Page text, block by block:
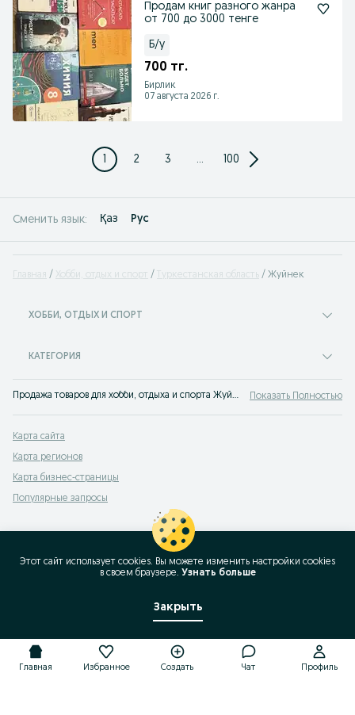
Продам книг разного жанра
от 700 до 3000 тенге
Б/у
700 тг.
Бирлик
07 августа 2026 г.
1 2 3 ... 100
Сменить язык: Қаз Рус
Главная Хобби, отдых и спорт Туркестанская область Жуйнек
ХОББИ, ОТДЫХ И СПОРТ
КАТЕГОРИЯ
Продажа товаров для хобби, отдыха и спорта Жуйнек: объявления OLX Жуйнек. Отдыхайте вместе с OLX! Показать Полностью
Карта сайта
Карта регионов
Карта бизнес-страницы
Популярные запросы
Главная Избранное Создать Чат Профиль
Этот сайт использует cookies. Вы можете изменить настройки cookies
в своeм браузере. Узнать больше
Закрыть